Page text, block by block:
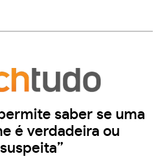
saber se uma
é verdadeira ou
suspeita”